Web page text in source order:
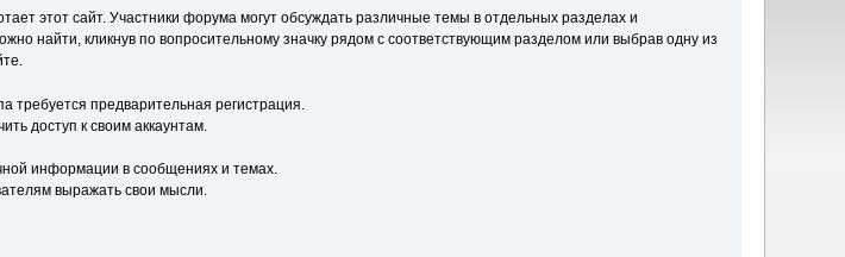
этот сайт. Участники форума могут обсуждать различные темы в отдельных разделах и
найти, кликнув по вопросительному значку рядом с соответствующим разделом или выбрав одну из
требуется предварительная регистрация.
доступ к своим аккаунтам.
информации в сообщениях и темах.
выражать свои мысли.